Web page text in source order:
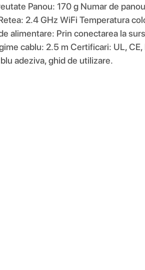
Panou: 170 g Numar de
2.4 GHz WiFi Temperatura
alimentare: Prin conectarea la
cablu: 2.5 m Certificari: UL,
adeziva, ghid de utilizare.